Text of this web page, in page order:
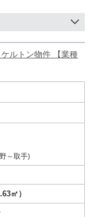
ルトン物件 【業種
～取手)
㎡）